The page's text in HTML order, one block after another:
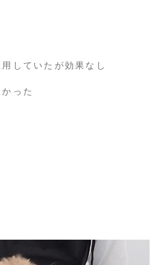
していたが効果なし
った